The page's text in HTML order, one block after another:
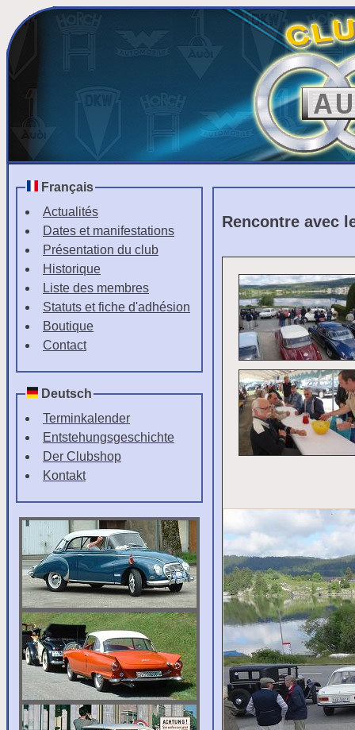
Français
Actualités
Dates et manifestations
Présentation du club
Historique
Liste des membres
Statuts et fiche d'adhésion
Boutique
Contact
Deutsch
Terminkalender
Entstehungsgeschichte
Der Clubshop
Kontakt
Rencontre avec